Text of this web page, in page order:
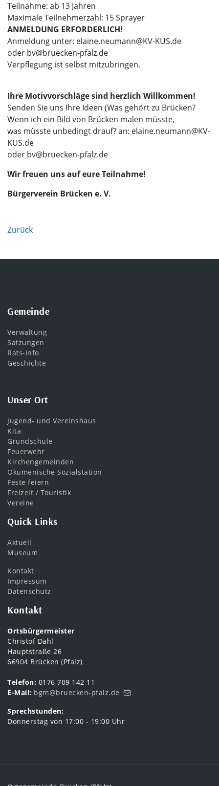
Teilnahme: ab 13 Jahren
Maximale Teilnehmerzahl: 15 Sprayer
ANMELDUNG ERFORDERLICH!
Anmeldung unter: elaine.neumann@KV-KUS.de
oder bv@bruecken-pfalz.de
Verpflegung ist selbst mitzubringen.
Ihre Motivvorschläge sind herzlich Willkommen!
Senden Sie uns Ihre Ideen (Was gehört zu Brücken?
Wenn ich ein Bild von Brücken malen müsste,
was müsste unbedingt drauf? an: elaine.neumann@KV-
KUS.de
oder bv@bruecken-pfalz.de
Wir freuen uns auf eure Teilnahme!
Bürgerverein Brücken e. V.
Zurück
Gemeinde
Verwaltung
Satzungen
Rats-Info
Geschichte
Unser Ort
Jugend- und Vereinshaus
Kita
Grundschule
Feuerwehr
Kirchengemeinden
Ökumenische Sozialstation
Feste feiern
Freizeit / Touristik
Vereine
Quick Links
Aktuell
Museum
Kontakt
Impressum
Datenschutz
Kontakt
Ortsbürgermeister
Christof Dahl
Hauptstraße 26
66904 Brücken (Pfalz)
Telefon: 0176 709 142 11
E-Mail: bgm@bruecken-pfalz.de
Sprechstunden:
Donnerstag von 17:00 - 19:00 Uhr